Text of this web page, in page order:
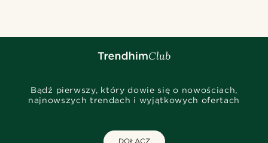
Bądź pierwszy, który dowie się o nowościach,
najnowszych trendach i wyjątkowych ofertach
DOŁĄCZ